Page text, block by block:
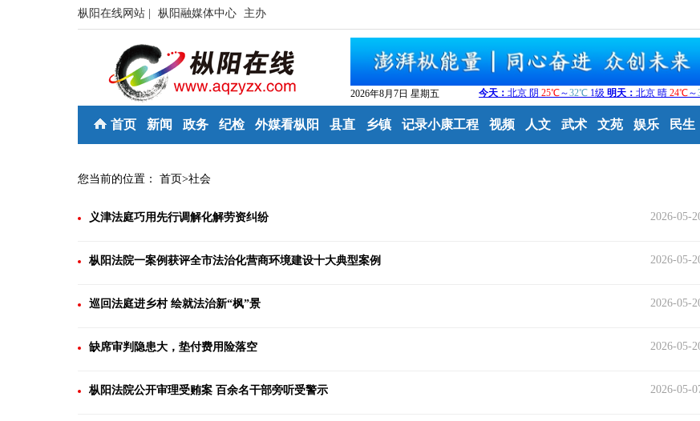
枞阳在线网站 | 枞阳融媒体中心 主办
2026年8月7日 星期五
首页 新闻 政务 纪检 外媒看枞阳 县直 乡镇 记录小康工程 视频 人文 武术 文苑 娱乐 民生
您当前的位置： 首页>社会
2026-05-
义津法庭巧用先行调解化解劳资纠纷
2026-05-
枞阳法院一案例获评全市法治化营商环境建设十大典型案例
2026-05-
巡回法庭进乡村 绘就法治新“枫”景
2026-05-
缺席审判隐患大，垫付费用险落空
2026-05-
枞阳法院公开审理受贿案 百余名干部旁听受警示